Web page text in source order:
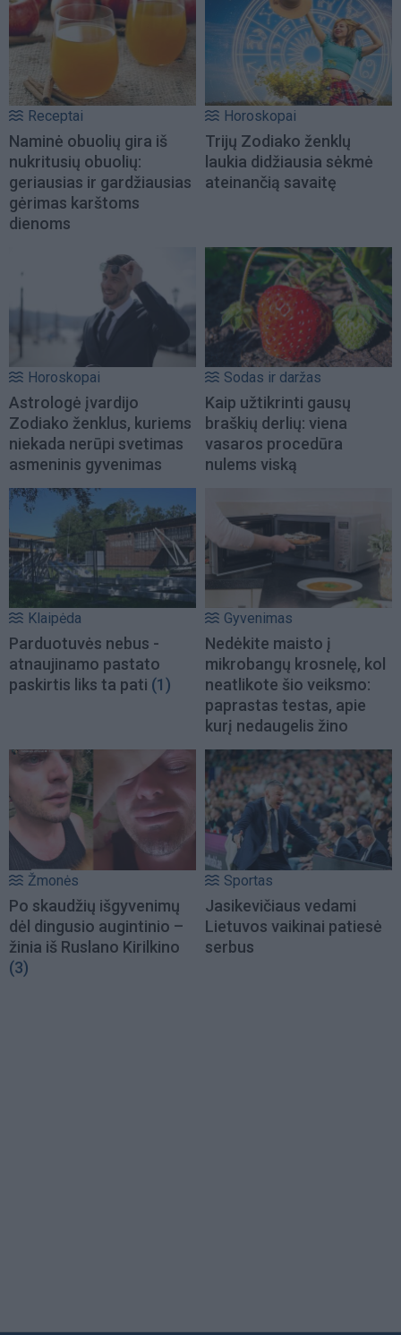
Receptai
Naminė obuolių gira iš
nukritusių obuolių:
geriausias ir gardžiausias
gėrimas karštoms
dienoms
Horoskopai
Trijų Zodiako ženklų
laukia didžiausia sėkmė
ateinančią savaitę
Horoskopai
Astrologė įvardijo
Zodiako ženklus, kuriems
niekada nerūpi svetimas
asmeninis gyvenimas
Sodas ir daržas
Kaip užtikrinti gausų
braškių derlių: viena
vasaros procedūra
nulems viską
Klaipėda
Parduotuvės nebus -
atnaujinamo pastato
paskirtis liks ta pati (1)
Gyvenimas
Nedėkite maisto į
mikrobangų krosnelę, kol
neatlikote šio veiksmo:
paprastas testas, apie
kurį nedaugelis žino
Žmonės
Po skaudžių išgyvenimų
dėl dingusio augintinio –
žinia iš Ruslano Kirilkino
(3)
Sportas
Jasikevičiaus vedami
Lietuvos vaikinai patiesė
serbus